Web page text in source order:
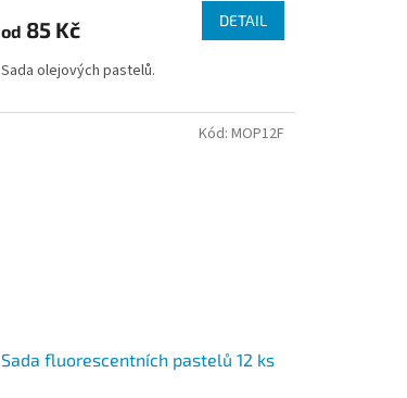
od 85 Kč DETAIL
Sada olejových pastelů.
Sada fluorescentních pastelů 12 ks
Kód: MOP12F